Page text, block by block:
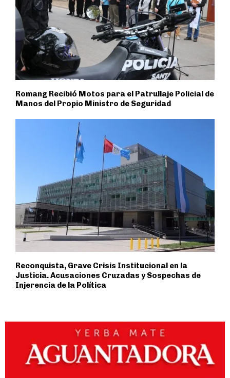
Romang Recibió Motos para el Patrullaje Policial de
Manos del Propio Ministro de Seguridad
Reconquista, Grave Crisis Institucional en la
Justicia. Acusaciones Cruzadas y Sospechas de
Injerencia de la Política